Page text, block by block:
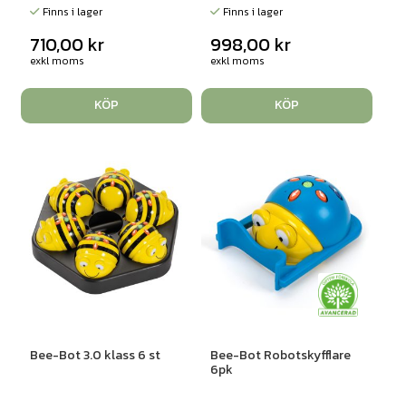
Finns i lager
710,00 kr
exkl moms
KÖP
Finns i lager
998,00 kr
exkl moms
KÖP
Bee-Bot 3.0 klass 6 st Bee-Bot Robotskyfflare
6pk